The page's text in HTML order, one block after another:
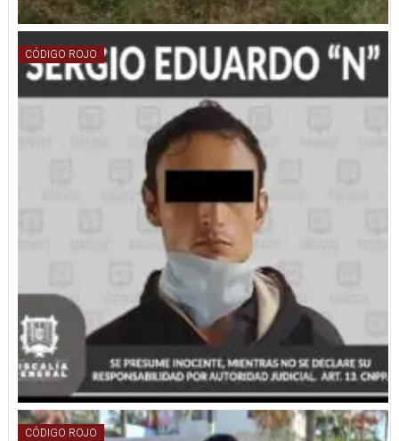
CÓDIGO ROJO
CÓDIGO ROJO